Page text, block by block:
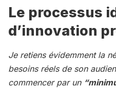
Le processus
d’innovation
Je retiens évidemment la
besoins réels de son
commencer par un